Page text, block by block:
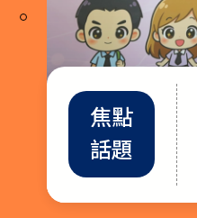
焦點
話題
教師
增能
趨勢
政策